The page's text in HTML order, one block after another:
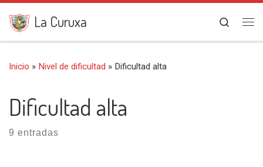
Saltar al contenido
La Curuxa
Search
Inicio » Nivel de dificultad » Dificultad alta
Dificultad alta
9 entradas